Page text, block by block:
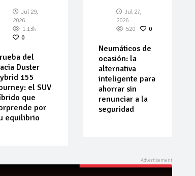
Jul 29,
2026
1.13k
0
del
Duster
155
el SUV
que
por
equilibrio
Jul 27,
2026
520
0
Neumáticos de
ocasión: la
alternativa
inteligente para
ahorrar sin
renunciar a la
seguridad